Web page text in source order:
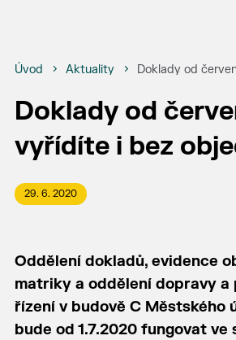
Úvod Aktuality Doklady od
Doklady od
vyřídíte i bez
29. 6. 2020
Oddělení dokladů, evidence
matriky a oddělení dopravy a
řízení v budově C Městského
bude od 1.7.2020 fungovat